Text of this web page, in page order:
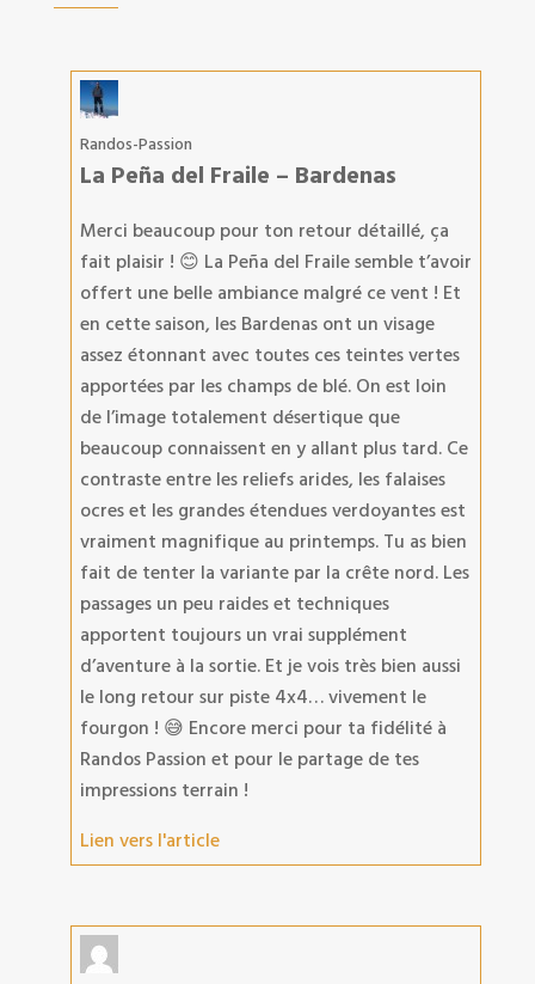
Randos-Passion
La Peña del Fraile – Bardenas
Merci beaucoup pour ton retour détaillé, ça
fait plaisir ! 😊 La Peña del Fraile semble t’avoir
offert une belle ambiance malgré ce vent ! Et
en cette saison, les Bardenas ont un visage
assez étonnant avec toutes ces teintes vertes
apportées par les champs de blé. On est loin
de l’image totalement désertique que
beaucoup connaissent en y allant plus tard. Ce
contraste entre les reliefs arides, les falaises
ocres et les grandes étendues verdoyantes est
vraiment magnifique au printemps. Tu as bien
fait de tenter la variante par la crête nord. Les
passages un peu raides et techniques
apportent toujours un vrai supplément
d’aventure à la sortie. Et je vois très bien aussi
le long retour sur piste 4x4… vivement le
fourgon ! 😅 Encore merci pour ta fidélité à
Randos Passion et pour le partage de tes
impressions terrain !
Lien vers l'article